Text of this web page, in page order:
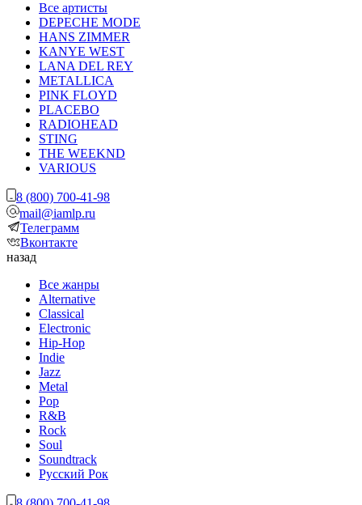
Все артисты
DEPECHE MODE
HANS ZIMMER
KANYE WEST
LANA DEL REY
METALLICA
PINK FLOYD
PLACEBO
RADIOHEAD
STING
THE WEEKND
VARIOUS
8 (800) 700-41-98
mail@iamlp.ru
Телеграмм
Вконтакте
назад
Все жанры
Alternative
Classical
Electronic
Hip-Hop
Indie
Jazz
Metal
Pop
R&B
Rock
Soul
Soundtrack
Русский Рок